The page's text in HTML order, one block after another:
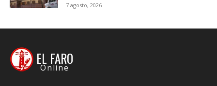
7 agosto, 2026
EL FARO
Online